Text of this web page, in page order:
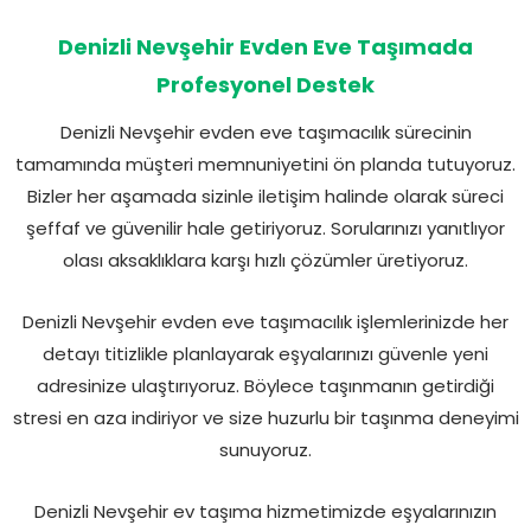
Denizli Nevşehir Evden Eve Taşımada
Profesyonel Destek
Denizli Nevşehir evden eve taşımacılık sürecinin
tamamında müşteri memnuniyetini ön planda tutuyoruz.
Bizler her aşamada sizinle iletişim halinde olarak süreci
şeffaf ve güvenilir hale getiriyoruz. Sorularınızı yanıtlıyor
olası aksaklıklara karşı hızlı çözümler üretiyoruz.
Denizli Nevşehir evden eve taşımacılık işlemlerinizde her
detayı titizlikle planlayarak eşyalarınızı güvenle yeni
adresinize ulaştırıyoruz. Böylece taşınmanın getirdiği
stresi en aza indiriyor ve size huzurlu bir taşınma deneyimi
sunuyoruz.
Denizli Nevşehir ev taşıma hizmetimizde eşyalarınızın